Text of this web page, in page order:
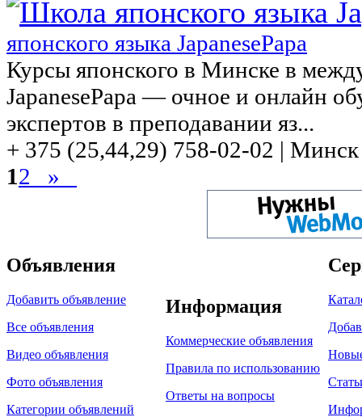
японского языка JapanesePapa
Курсы японского в Минске в
JapanesePapa — очное и онлайн
экспертов в преподавании яз...
+ 375 (25,44,29) 758-02-02 | Минск
12 »
Объявления
Добавить объявление
Все объявления
Видео объявления
Фото объявления
Категории объявлений
Информация
Коммерческие объявления
Правила по использованию
Ответы на вопросы